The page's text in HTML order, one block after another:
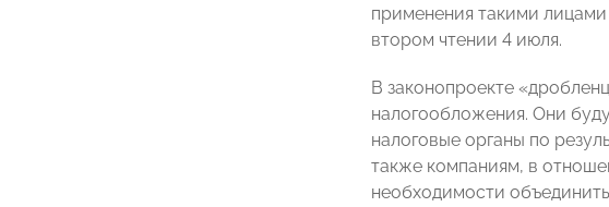
применения такими
втором чтении 4 июля.
В законопроекте
налогообложения. Они
налоговые органы по
также компаниям, в
необходимости